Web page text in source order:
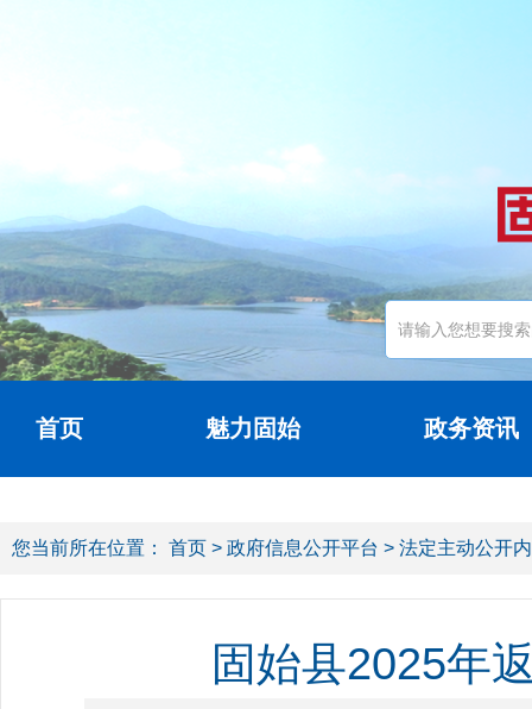
首页 魅力固始 政务资讯
您当前所在位置： 首页 > 政府信息公开平台 > 法定主动公开
固始县2025年